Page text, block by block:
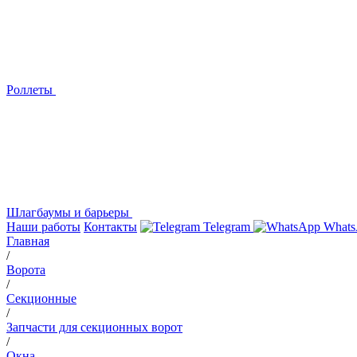
Роллеты
Шлагбаумы и барьеры
Наши работы Контакты Telegram
Главная
/
Ворота
/
Секционные
/
Запчасти для секционных ворот
/